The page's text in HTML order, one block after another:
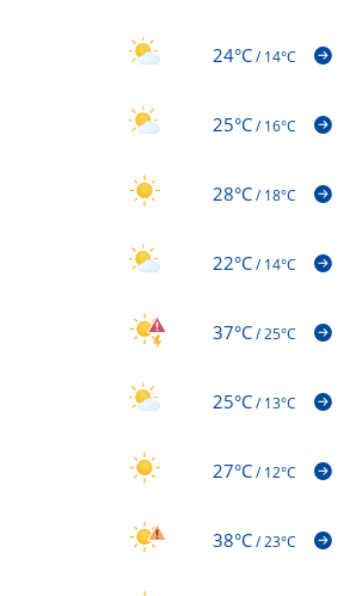
24°C/14°C
25°C/16°C
28°C/18°C
22°C/14°C
37°C/25°C
25°C/13°C
27°C/12°C
38°C/23°C